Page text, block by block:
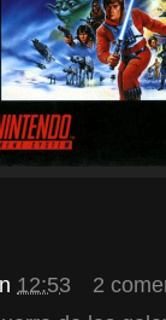
12:53
2